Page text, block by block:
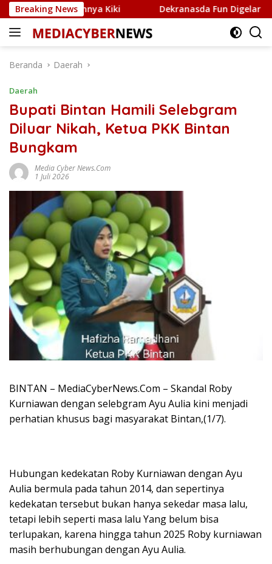
Langsung
ke
konten
Breaking News
Jaringannya Kiki Dekranasda Fun Digelar di Tepi
Beranda Daerah
Daerah
Bupati Bintan Hamili Selebgram
Diluar Nikah, Ketua PKK Bintan
Bungkam
Media Cyber News.Com
1 Juli 2026
BINTAN – MediaCyberNews.Com – Skandal Roby
Kurniawan dengan selebgram Ayu Aulia kini menjadi
perhatian khusus bagi masyarakat Bintan,(1/7).
Hubungan kedekatan Roby Kurniawan dengan Ayu
Aulia bermula pada tahun 2014, dan sepertinya
kedekatan tersebut bukan hanya sekedar masa lalu,
tetapi lebih seperti masa lalu Yang belum bisa
terlupakan, karena hingga tahun 2025 Roby kurniawan
masih berhubungan dengan Ayu Aulia.